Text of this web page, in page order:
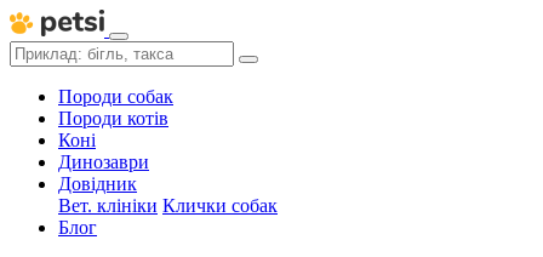
Породи собак
Породи котів
Коні
Динозаври
Довідник
Вет. клініки Клички собак
Блог